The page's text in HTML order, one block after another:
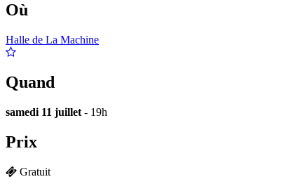
Où
Halle de La Machine
Quand
samedi 11 juillet - 19h
Prix
Gratuit